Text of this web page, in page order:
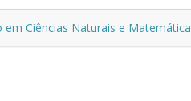
em Ciências Naturais e Matemática